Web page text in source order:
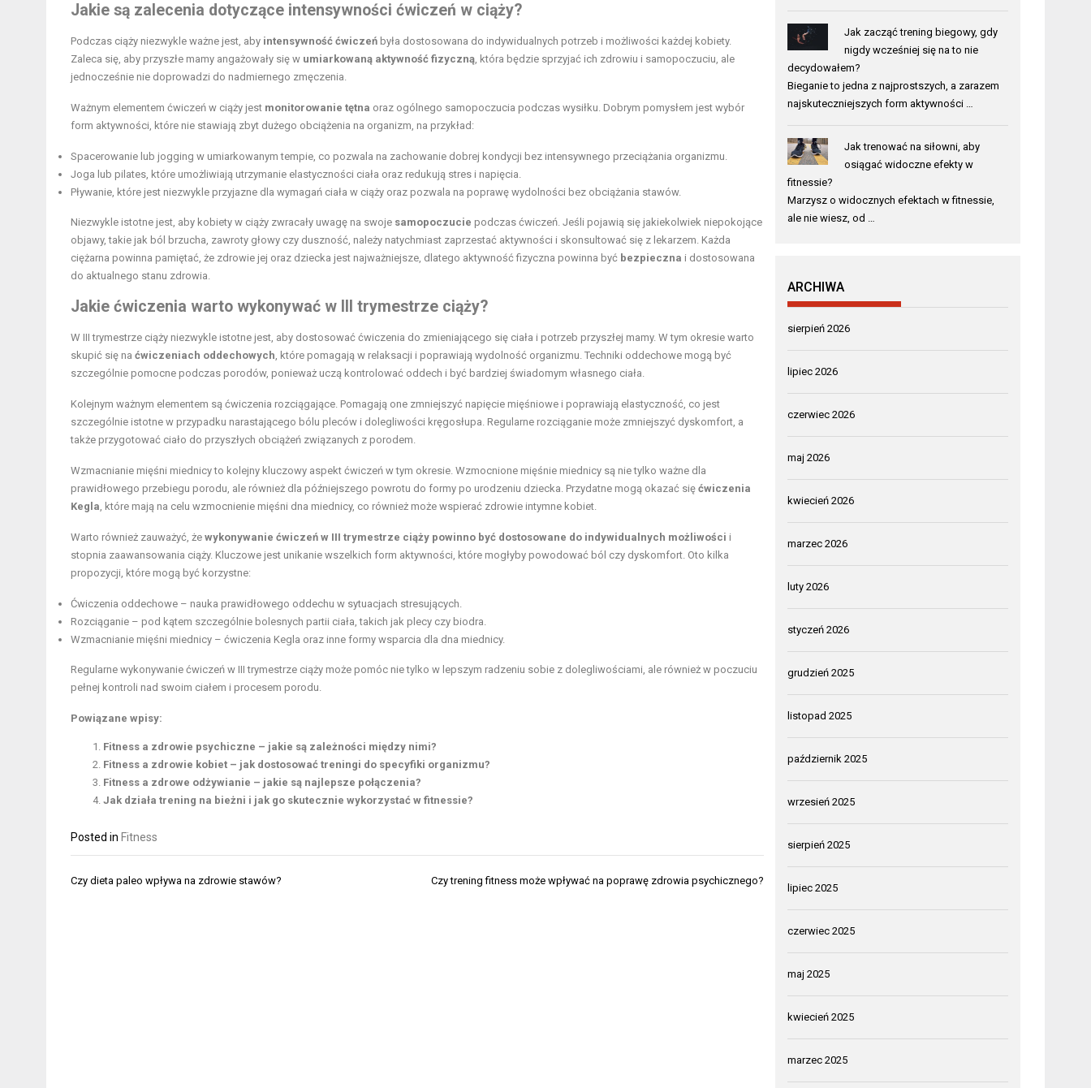
Jakie są zalecenia dotyczące intensywności ćwiczeń w ciąży?
Podczas ciąży niezwykle ważne jest, aby intensywność ćwiczeń była dostosowana do indywidualnych potrzeb i możliwości każdej kobiety.
Zaleca się, aby przyszłe mamy angażowały się w umiarkowaną aktywność fizyczną, która będzie sprzyjać ich zdrowiu i samopoczuciu, ale
jednocześnie nie doprowadzi do nadmiernego zmęczenia.
Ważnym elementem ćwiczeń w ciąży jest monitorowanie tętna oraz ogólnego samopoczucia podczas wysiłku. Dobrym pomysłem jest wybór
form aktywności, które nie stawiają zbyt dużego obciążenia na organizm, na przykład:
Spacerowanie lub jogging w umiarkowanym tempie, co pozwala na zachowanie dobrej kondycji bez intensywnego przeciążania organizmu.
Joga lub pilates, które umożliwiają utrzymanie elastyczności ciała oraz redukują stres i napięcia.
Pływanie, które jest niezwykle przyjazne dla wymagań ciała w ciąży oraz pozwala na poprawę wydolności bez obciążania stawów.
Niezwykle istotne jest, aby kobiety w ciąży zwracały uwagę na swoje samopoczucie podczas ćwiczeń. Jeśli pojawią się jakiekolwiek niepokojące
objawy, takie jak ból brzucha, zawroty głowy czy duszność, należy natychmiast zaprzestać aktywności i skonsultować się z lekarzem. Każda
ciężarna powinna pamiętać, że zdrowie jej oraz dziecka jest najważniejsze, dlatego aktywność fizyczna powinna być bezpieczna i dostosowana
do aktualnego stanu zdrowia.
Jakie ćwiczenia warto wykonywać w III trymestrze ciąży?
W III trymestrze ciąży niezwykle istotne jest, aby dostosować ćwiczenia do zmieniającego się ciała i potrzeb przyszłej mamy. W tym okresie warto
skupić się na ćwiczeniach oddechowych, które pomagają w relaksacji i poprawiają wydolność organizmu. Techniki oddechowe mogą być
szczególnie pomocne podczas porodów, ponieważ uczą kontrolować oddech i być bardziej świadomym własnego ciała.
Kolejnym ważnym elementem są ćwiczenia rozciągające. Pomagają one zmniejszyć napięcie mięśniowe i poprawiają elastyczność, co jest
szczególnie istotne w przypadku narastającego bólu pleców i dolegliwości kręgosłupa. Regularne rozciąganie może zmniejszyć dyskomfort, a
także przygotować ciało do przyszłych obciążeń związanych z porodem.
Wzmacnianie mięśni miednicy to kolejny kluczowy aspekt ćwiczeń w tym okresie. Wzmocnione mięśnie miednicy są nie tylko ważne dla
prawidłowego przebiegu porodu, ale również dla późniejszego powrotu do formy po urodzeniu dziecka. Przydatne mogą okazać się ćwiczenia
Kegla, które mają na celu wzmocnienie mięśni dna miednicy, co również może wspierać zdrowie intymne kobiet.
Warto również zauważyć, że wykonywanie ćwiczeń w III trymestrze ciąży powinno być dostosowane do indywidualnych możliwości i
stopnia zaawansowania ciąży. Kluczowe jest unikanie wszelkich form aktywności, które mogłyby powodować ból czy dyskomfort. Oto kilka
propozycji, które mogą być korzystne:
Ćwiczenia oddechowe – nauka prawidłowego oddechu w sytuacjach stresujących.
Rozciąganie – pod kątem szczególnie bolesnych partii ciała, takich jak plecy czy biodra.
Wzmacnianie mięśni miednicy – ćwiczenia Kegla oraz inne formy wsparcia dla dna miednicy.
Regularne wykonywanie ćwiczeń w III trymestrze ciąży może pomóc nie tylko w lepszym radzeniu sobie z dolegliwościami, ale również w poczuciu
pełnej kontroli nad swoim ciałem i procesem porodu.
Powiązane wpisy:
Fitness a zdrowie psychiczne – jakie są zależności między nimi?
Fitness a zdrowie kobiet – jak dostosować treningi do specyfiki organizmu?
Fitness a zdrowe odżywianie – jakie są najlepsze połączenia?
Jak działa trening na bieżni i jak go skutecznie wykorzystać w fitnessie?
Posted in Fitness
Nawigacja
Czy dieta paleo wpływa na zdrowie stawów? Czy trening fitness może wpływać na poprawę zdrowia psychicznego?
Jak zacząć trening biegowy, gdy
nigdy wcześniej się na to nie
decydowałem?
Bieganie to jedna z najprostszych, a zarazem
najskuteczniejszych form aktywności …
Jak trenować na siłowni, aby
osiągać widoczne efekty w
fitnessie?
Marzysz o widocznych efektach w fitnessie,
ale nie wiesz, od …
ARCHIWA
sierpień 2026
lipiec 2026
czerwiec 2026
maj 2026
kwiecień 2026
marzec 2026
luty 2026
styczeń 2026
grudzień 2025
listopad 2025
październik 2025
wrzesień 2025
sierpień 2025
lipiec 2025
czerwiec 2025
maj 2025
kwiecień 2025
marzec 2025